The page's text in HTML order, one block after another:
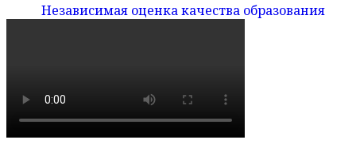
Независимая оценка качества образования